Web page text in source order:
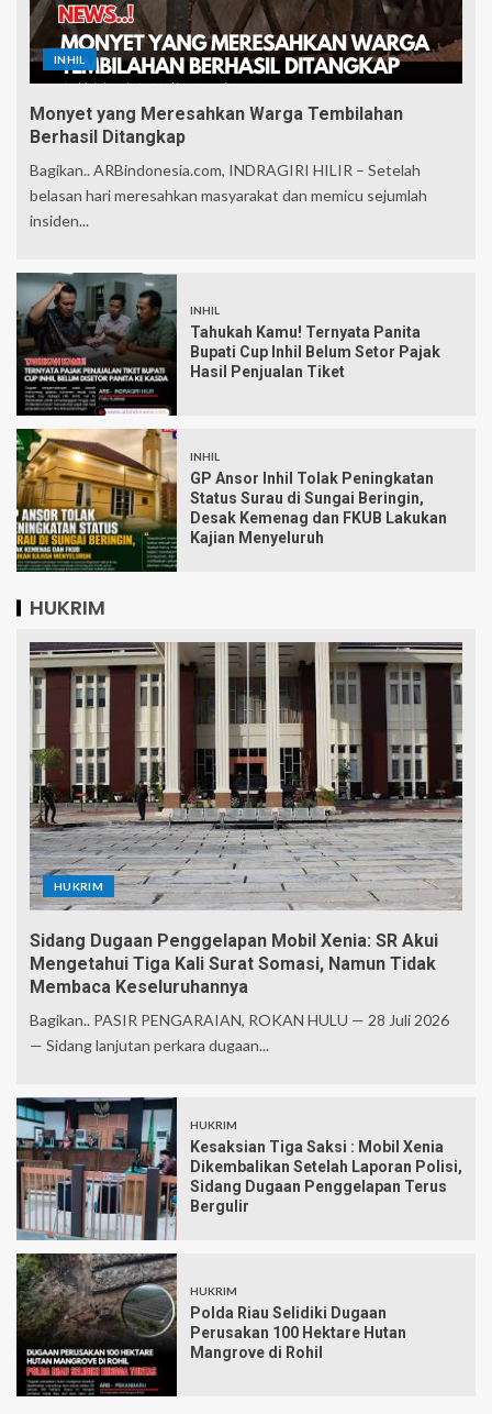
INHIL
Monyet yang Meresahkan Warga Tembilahan
Berhasil Ditangkap
Bagikan.. ARBindonesia.com, INDRAGIRI HILIR – Setelah
belasan hari meresahkan masyarakat dan memicu sejumlah
insiden...
INHIL
Tahukah Kamu! Ternyata Panita
Bupati Cup Inhil Belum Setor Pajak
Hasil Penjualan Tiket
INHIL
GP Ansor Inhil Tolak Peningkatan
Status Surau di Sungai Beringin,
Desak Kemenag dan FKUB Lakukan
Kajian Menyeluruh
HUKRIM
HUKRIM
Sidang Dugaan Penggelapan Mobil Xenia: SR Akui
Mengetahui Tiga Kali Surat Somasi, Namun Tidak
Membaca Keseluruhannya
Bagikan.. PASIR PENGARAIAN, ROKAN HULU — 28 Juli 2026
— Sidang lanjutan perkara dugaan...
HUKRIM
Kesaksian Tiga Saksi : Mobil Xenia
Dikembalikan Setelah Laporan Polisi,
Sidang Dugaan Penggelapan Terus
Bergulir
HUKRIM
Polda Riau Selidiki Dugaan
Perusakan 100 Hektare Hutan
Mangrove di Rohil